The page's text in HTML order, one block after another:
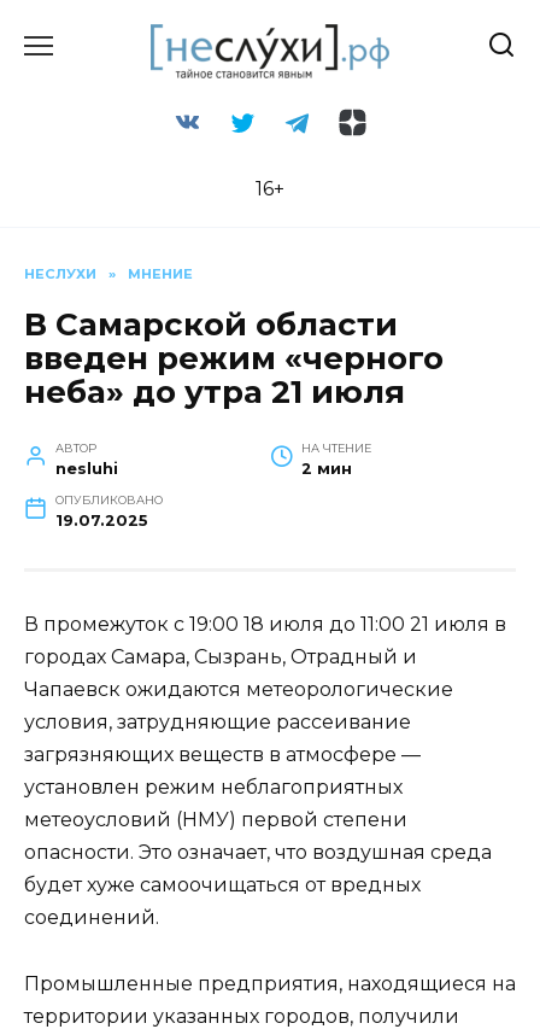
16+
НЕСЛУХИ » МНЕНИЕ
В Самарской области
введен режим «черного
неба» до утра 21 июля
АВТОР
nesluhi
НА ЧТЕНИЕ
2 мин
ОПУБЛИКОВАНО
19.07.2025
В промежуток с 19:00 18 июля до 11:00 21 июля в
городах Самара, Сызрань, Отрадный и
Чапаевск ожидаются метеорологические
условия, затрудняющие рассеивание
загрязняющих веществ в атмосфере —
установлен режим неблагоприятных
метеоусловий (НМУ) первой степени
опасности. Это означает, что воздушная среда
будет хуже самоочищаться от вредных
соединений.
Промышленные предприятия, находящиеся на
территории указанных городов, получили